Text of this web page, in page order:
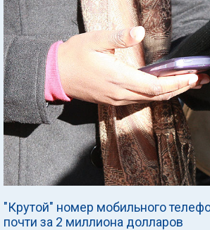
"Крутой" номер мобильного
почти за 2 миллиона долларов